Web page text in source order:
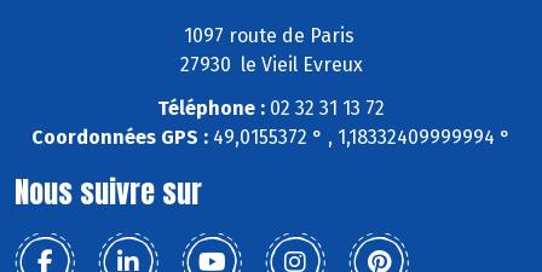
1097 route de Paris
27930 le Vieil Evreux
Téléphone : 02 32 31 13 72
Coordonnées GPS : 49,0155372 ° , 1,18332409999994 °
Nous suivre sur